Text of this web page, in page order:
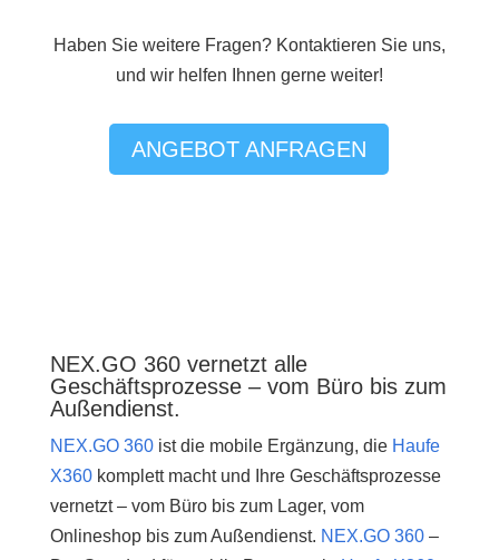
Haben Sie weitere Fragen? Kontaktieren Sie uns,
und wir helfen Ihnen gerne weiter!
ANGEBOT ANFRAGEN
NEX.GO 360 vernetzt alle
Geschäftsprozesse – vom Büro bis zum
Außendienst.
NEX.GO 360ist die mobile Ergänzung, die Haufe
X360komplett macht und
Ihre Geschäftsprozesse
vernetzt – vom Büro bis zum Lager, vom
Onlineshop bis zum Außendienst. NEX.GO 360–